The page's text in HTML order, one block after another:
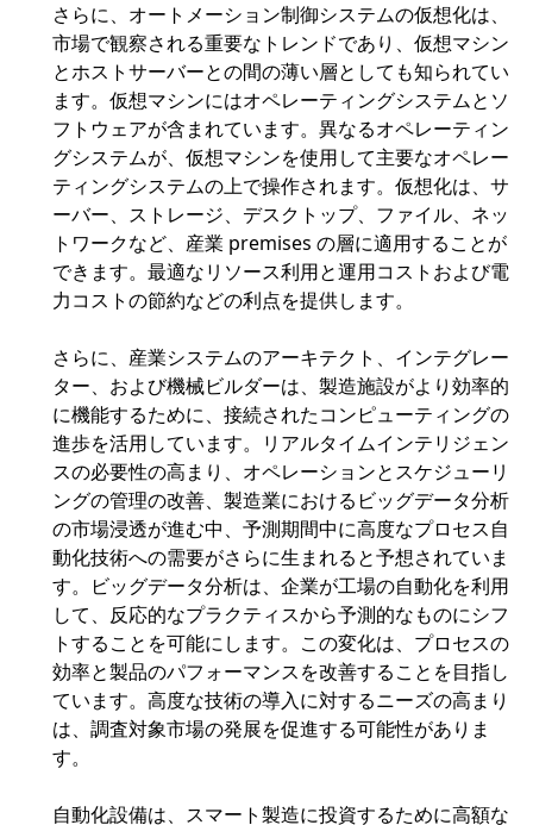
さらに、オートメーション制御システムの仮想化は、
市場で観察される重要なトレンドであり、仮想マシン
とホストサーバーとの間の薄い層としても知られてい
ます。仮想マシンにはオペレーティングシステムとソ
フトウェアが含まれています。異なるオペレーティン
グシステムが、仮想マシンを使用して主要なオペレー
ティングシステムの上で操作されます。仮想化は、サ
ーバー、ストレージ、デスクトップ、ファイル、ネッ
トワークなど、産業 premises の層に適用することが
できます。最適なリソース利用と運用コストおよび電
力コストの節約などの利点を提供します。
さらに、産業システムのアーキテクト、インテグレー
ター、および機械ビルダーは、製造施設がより効率的
に機能するために、接続されたコンピューティングの
進歩を活用しています。リアルタイムインテリジェン
スの必要性の高まり、オペレーションとスケジューリ
ングの管理の改善、製造業におけるビッグデータ分析
の市場浸透が進む中、予測期間中に高度なプロセス自
動化技術への需要がさらに生まれると予想されていま
す。ビッグデータ分析は、企業が工場の自動化を利用
して、反応的なプラクティスから予測的なものにシフ
トすることを可能にします。この変化は、プロセスの
効率と製品のパフォーマンスを改善することを目指し
ています。高度な技術の導入に対するニーズの高まり
は、調査対象市場の発展を促進する可能性がありま
す。
自動化設備は、スマート製造に投資するために高額な